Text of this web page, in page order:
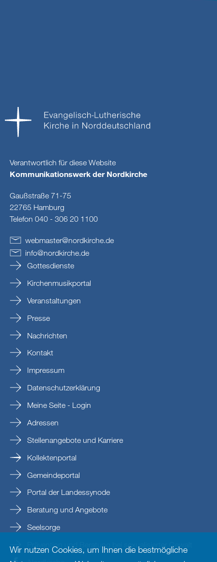
Verantwortlich für diese Website
Kommunikationswerk der Nordkirche
Gaußstraße 71-75
22765 Hamburg
Telefon 040 - 306 20 1100
webmaster@nordkirche.de
info@nordkirche.de
Gottesdienste
Kirchenmusikportal
Veranstaltungen
Presse
Nachrichten
Kontakt
Impressum
Datenschutzerklärung
Meine Seite - Login
Adressen
Stellenangebote und Karriere
Kollektenportal
Gemeindeportal
Portal der Landessynode
Beratung und Angebote
Seelsorge
Prävention und Beratung bei sexualisierter Gewalt
Wir nutzen Cookies, um Ihnen die bestmögliche